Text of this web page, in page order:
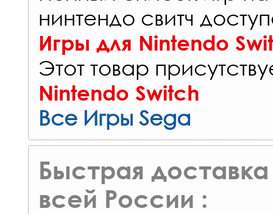
нинтендо свитч
Игры для Nintendo
Этот товар
Nintendo Switch
Все Игры Sega
Быстрая доставка
всей России :